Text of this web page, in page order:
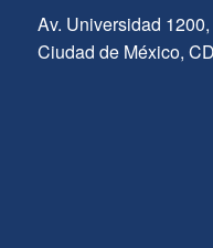
Av. Universidad
Ciudad de México,